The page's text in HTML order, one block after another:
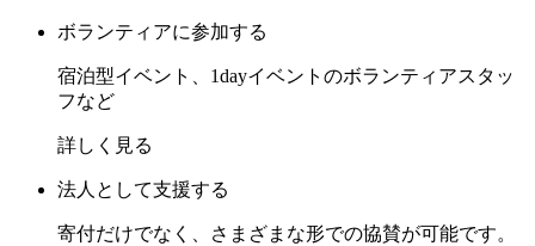
ボランティアに参加する
宿泊型イベント、1dayイベントのボランティアスタッ
フなど
詳しく見る
法人として支援する
寄付だけでなく、さまざまな形での協賛が可能です。